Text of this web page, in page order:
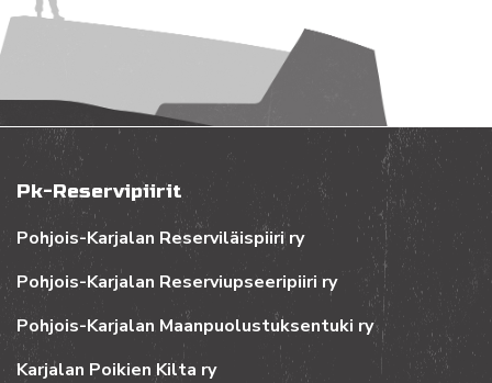
Pk-Reservipiirit
Pohjois-Karjalan Reserviläispiiri ry
Pohjois-Karjalan Reserviupseeripiiri ry
Pohjois-Karjalan Maanpuolustuksentuki ry
Karjalan Poikien Kilta ry